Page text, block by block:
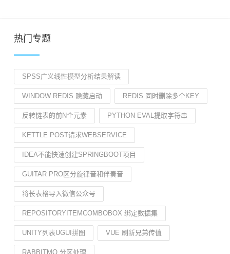
热门专题
SPSS广义线性模型分析结果解读
WINDOW REDIS 隐藏启动 REDIS 同时删除多个KEY
反转链表的前N个元素 PYTHON EVAL提取字符串
KETTLE POST请求WEBSERVICE
IDEA不能快速创建SPRINGBOOT项目
GUITAR PRO区分旋律音和伴奏音
将长表格导入微信公众号
REPOSITORYITEMCOMBOBOX 绑定数据集
UNITY列表UGUI拼图 VUE 刷新兄弟传值
RABBITMQ 分区处理